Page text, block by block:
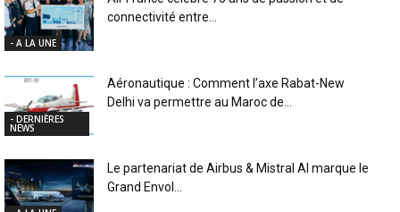
- A LA UNE
connectivité entre...
- DERNIÈRES
NEWS
Aéronautique : Comment l’axe Rabat-New
Delhi va permettre au Maroc de...
Le partenariat de Airbus & Mistral AI marque le
Grand Envol...